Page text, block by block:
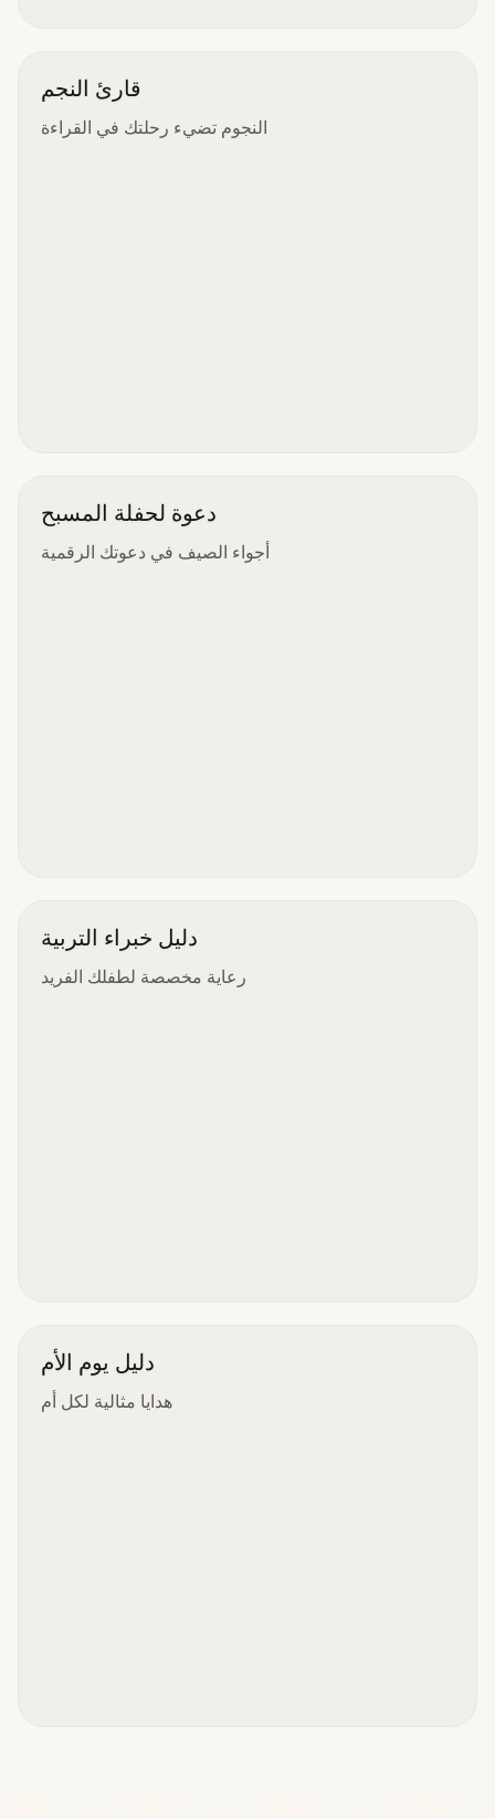
قارئ النجم
النجوم تضيء رحلتك في القراءة
دعوة لحفلة المسبح
أجواء الصيف في دعوتك الرقمية
دليل خبراء التربية
رعاية مخصصة لطفلك الفريد
دليل يوم الأم
هدايا مثالية لكل أم